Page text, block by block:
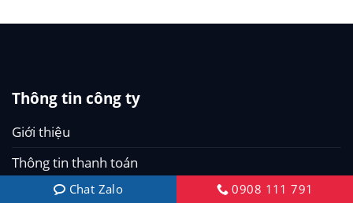
Thông tin công ty
Giới thiệu
Thông tin thanh toán
Tuyển dụngChat Zalo 0908 111 791